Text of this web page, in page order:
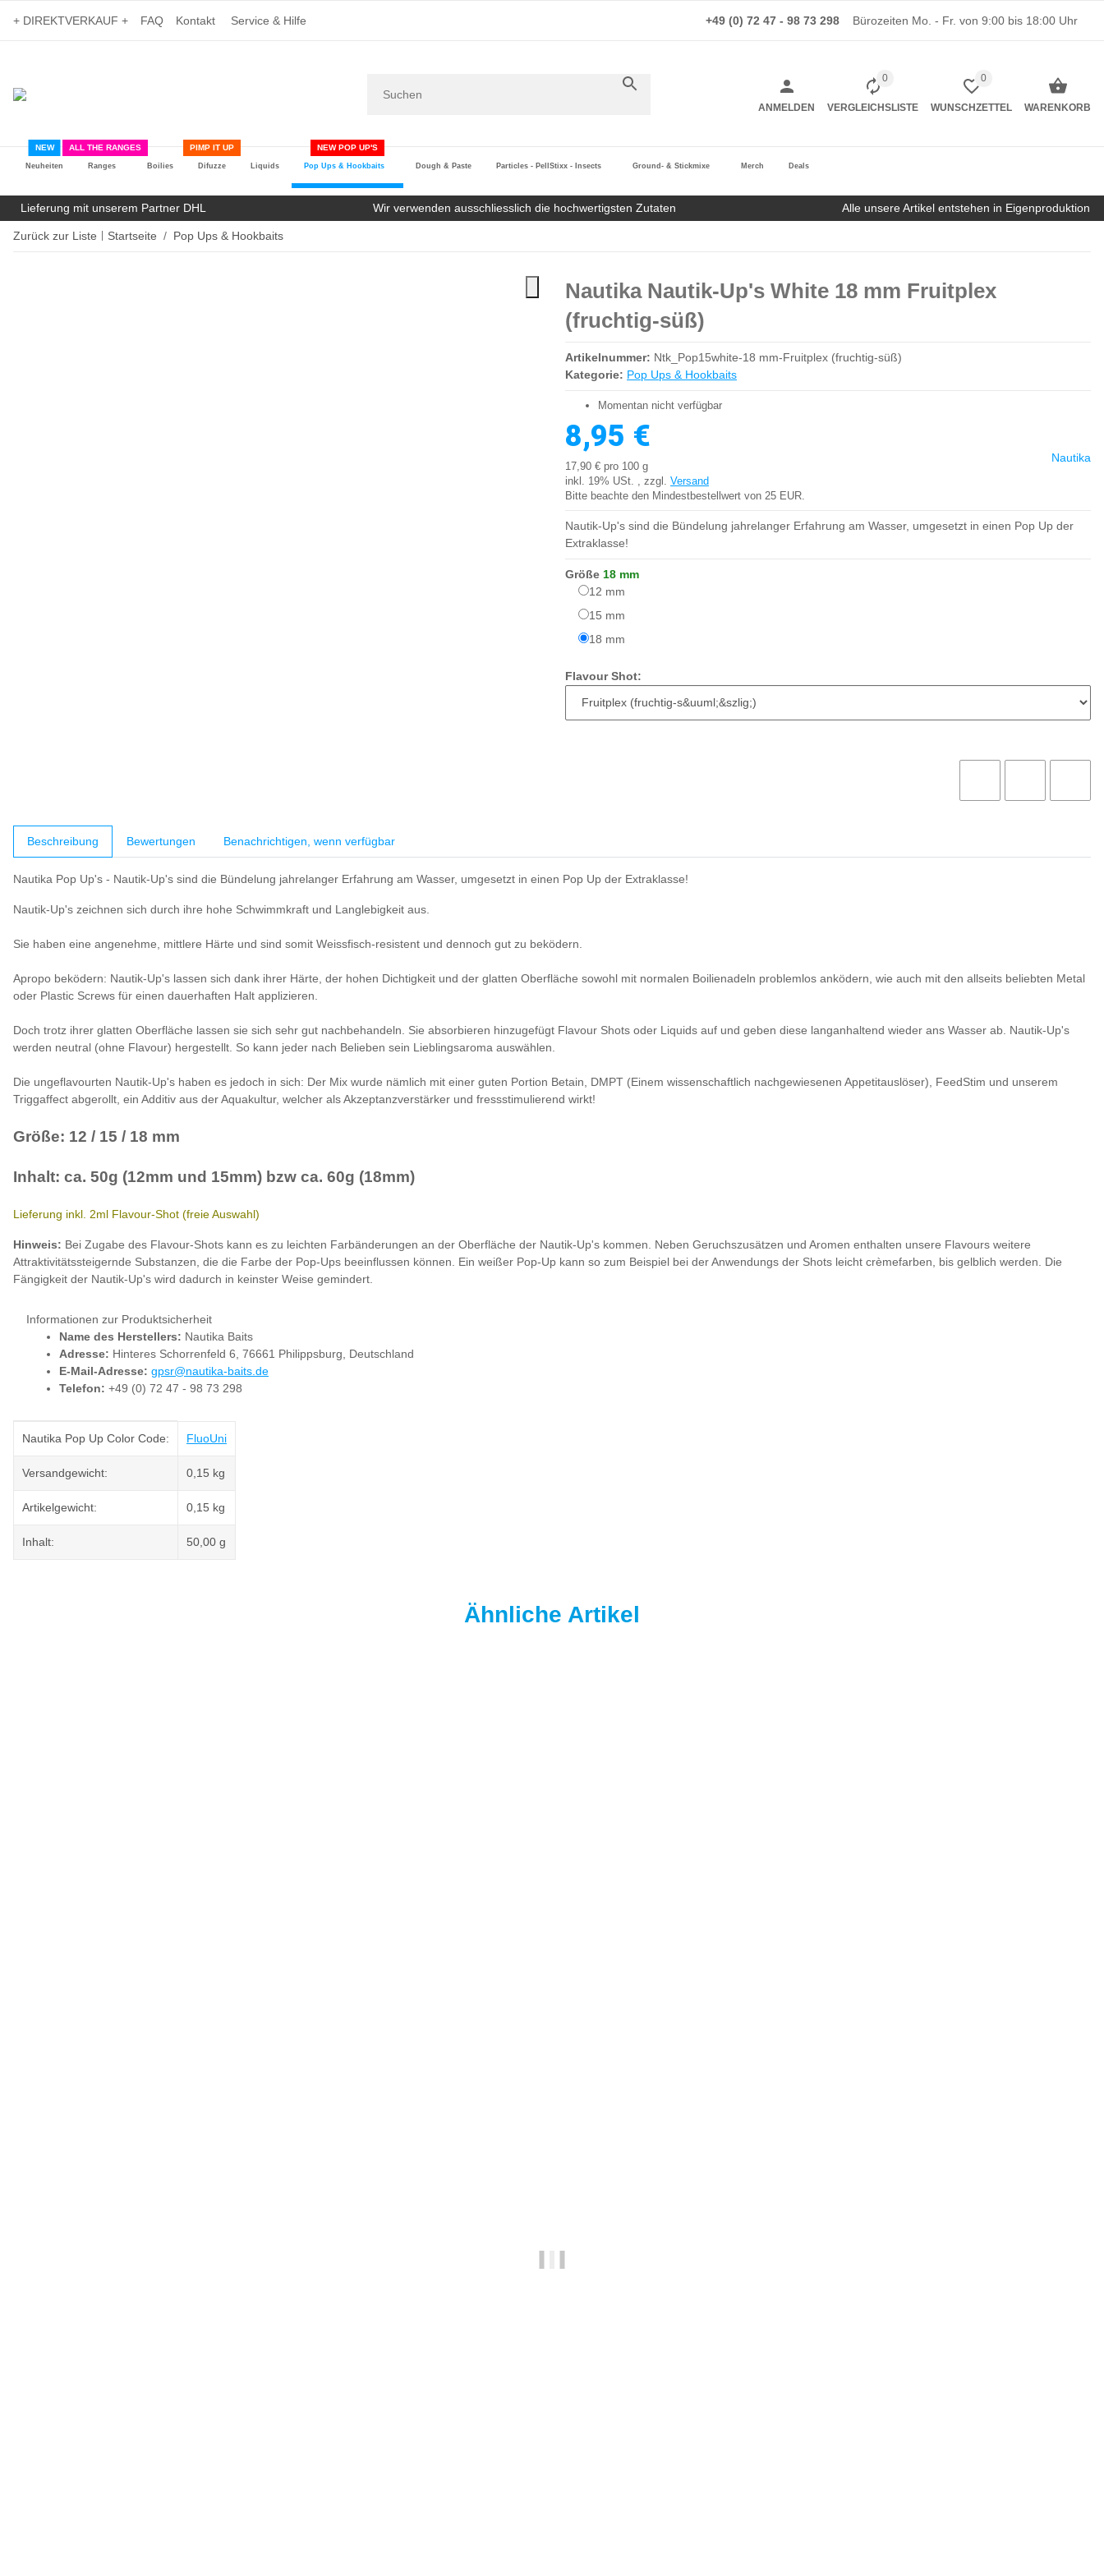
+ DIREKTVERKAUF + FAQ Kontakt Service & Hilfe +49 (0) 72 47 - 98 73 298 Bürozeiten Mo. - Fr. von 9:00 bis 18:00 Uhr
ANMELDEN
0
VERGLEICHSLISTE
0
WUNSCHZETTEL WARENKORB
Neuheiten
NEW
Ranges
ALL THE RANGES
Boilies Difuzze
PIMP IT UP
Liquids Pop Ups & Hookbaits
NEW POP UP'S
Dough & Paste Particles - PellStixx - Insects Ground- & Stickmixe Merch Deals
Lieferung mit unserem Partner DHL Wir verwenden ausschliesslich die hochwertigsten Zutaten Alle unsere Artikel entstehen in Eigenproduktion
Zurück zur Liste Startseite Pop Ups & Hookbaits
Nautika Nautik-Up's White 18 mm Fruitplex
(fruchtig-süß)
Artikelnummer: Ntk_Pop15white-18 mm-Fruitplex (fruchtig-süß)
Kategorie: Pop Ups & Hookbaits
Momentan nicht verfügbar
8,95 €
17,90 € pro 100 g
inkl. 19% USt. , zzgl. Versand
Bitte beachte den Mindestbestellwert von 25 EUR.
Nautika
Nautik-Up's sind die Bündelung jahrelanger Erfahrung am Wasser, umgesetzt in einen Pop Up der
Extraklasse!
Größe 18 mm
12 mm
15 mm
18 mm
Flavour Shot:
Beschreibung Bewertungen Benachrichtigen, wenn verfügbar
Nautika Pop Up's - Nautik-Up's sind die Bündelung jahrelanger Erfahrung am Wasser, umgesetzt in einen Pop Up der Extraklasse!
Nautik-Up's zeichnen sich durch ihre hohe Schwimmkraft und Langlebigkeit aus.
Sie haben eine angenehme, mittlere Härte und sind somit Weissfisch-resistent und dennoch gut zu beködern.
Apropo beködern: Nautik-Up's lassen sich dank ihrer Härte, der hohen Dichtigkeit und der glatten Oberfläche sowohl mit normalen Boilienadeln problemlos anködern, wie auch mit den allseits beliebten Metal
oder Plastic Screws für einen dauerhaften Halt applizieren.
Doch trotz ihrer glatten Oberfläche lassen sie sich sehr gut nachbehandeln. Sie absorbieren hinzugefügt Flavour Shots oder Liquids auf und geben diese langanhaltend wieder ans Wasser ab. Nautik-Up's
werden neutral (ohne Flavour) hergestellt. So kann jeder nach Belieben sein Lieblingsaroma auswählen.
Die ungeflavourten Nautik-Up's haben es jedoch in sich: Der Mix wurde nämlich mit einer guten Portion Betain, DMPT (Einem wissenschaftlich nachgewiesenen Appetitauslöser), FeedStim und unserem
Triggaffect abgerollt, ein Additiv aus der Aquakultur, welcher als Akzeptanzverstärker und fressstimulierend wirkt!
Größe: 12 / 15 / 18 mm
Inhalt: ca. 50g (12mm und 15mm) bzw ca. 60g (18mm)
Lieferung inkl. 2ml Flavour-Shot (freie Auswahl)
Hinweis: Bei Zugabe des Flavour-Shots kann es zu leichten Farbänderungen an der Oberfläche der Nautik-Up's kommen. Neben Geruchszusätzen und Aromen enthalten unsere Flavours weitere
Attraktivitätssteigernde Substanzen, die die Farbe der Pop-Ups beeinflussen können. Ein weißer Pop-Up kann so zum Beispiel bei der Anwendungs der Shots leicht crèmefarben, bis gelblich werden. Die
Fängigkeit der Nautik-Up's wird dadurch in keinster Weise gemindert.
Informationen zur Produktsicherheit
Name des Herstellers: Nautika Baits
Adresse: Hinteres Schorrenfeld 6, 76661 Philippsburg, Deutschland
E-Mail-Adresse: gpsr@nautika-baits.de
Telefon: +49 (0) 72 47 - 98 73 298
Nautika Pop Up Color Code: FluoUni
Versandgewicht: 0,15 kg
Artikelgewicht: 0,15 kg
Inhalt: 50,00 g
Ähnliche Artikel